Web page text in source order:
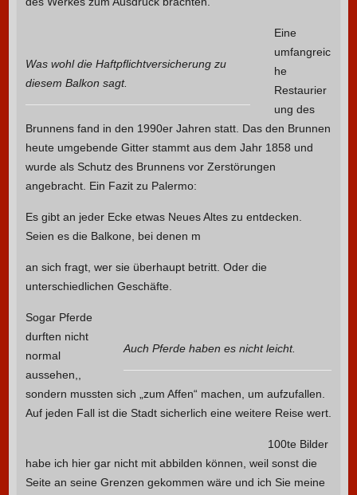
Was wohl die Haftpflichtversicherung zu
diesem Balkon sagt.
Eine
umfangreic
he
Restaurier
ung des
Brunnens fand in den 1990er Jahren statt. Das den Brunnen
heute umgebende Gitter stammt aus dem Jahr 1858 und
wurde als Schutz des Brunnens vor Zerstörungen
angebracht. Ein Fazit zu Palermo:
Es gibt an jeder Ecke etwas Neues Altes zu entdecken.
Seien es die Balkone, bei denen m
an sich fragt, wer sie überhaupt betritt. Oder die
unterschiedlichen Geschäfte.
Auch Pferde haben es nicht leicht.
Sogar Pferde
durften nicht
normal
aussehen,,
sondern mussten sich „zum Affen“ machen, um aufzufallen.
Auf jeden Fall ist die Stadt sicherlich eine weitere Reise wert.
100te Bilder
habe ich hier gar nicht mit abbilden können, weil sonst die
Seite an seine Grenzen gekommen wäre und ich Sie meine